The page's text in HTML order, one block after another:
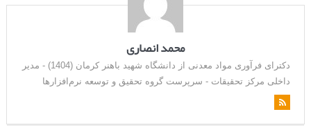
محمد انصاری
دکترای فرآوری مواد معدنی از دانشگاه شهید باهنر کرمان (1404) - مدیر
داخلی مرکز تحقیقات - سرپرست گروه تحقیق و توسعه نرم‌افزارها